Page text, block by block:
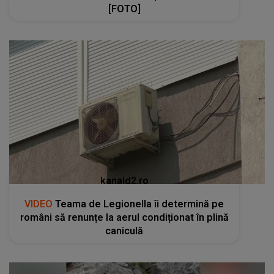
[FOTO]
kanald2.ro
VIDEO Teama de Legionella îi determină pe
români să renunțe la aerul condiționat în plină
caniculă